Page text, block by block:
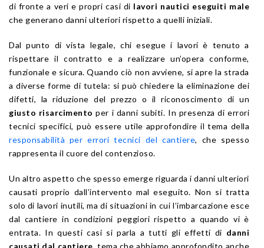
di fronte a veri e propri casi di lavori nautici eseguiti male
che generano danni ulteriori rispetto a quelli iniziali.
Dal punto di vista legale, chi esegue i lavori è tenuto a
rispettare il contratto e a realizzare un’opera conforme,
funzionale e sicura. Quando ciò non avviene, si apre la strada
a diverse forme di tutela: si può chiedere la eliminazione dei
difetti, la riduzione del prezzo o il riconoscimento di un
giusto risarcimento per i danni subiti. In presenza di errori
tecnici specifici, può essere utile approfondire il tema della
responsabilità per errori tecnici del cantiere, che spesso
rappresenta il cuore del contenzioso.
Un altro aspetto che spesso emerge riguarda i danni ulteriori
causati proprio dall’intervento mal eseguito. Non si tratta
solo di lavori inutili, ma di situazioni in cui l’imbarcazione esce
dal cantiere in condizioni peggiori rispetto a quando vi è
entrata. In questi casi si parla a tutti gli effetti di danni
causati dal cantiere, tema che abbiamo approfondito anche